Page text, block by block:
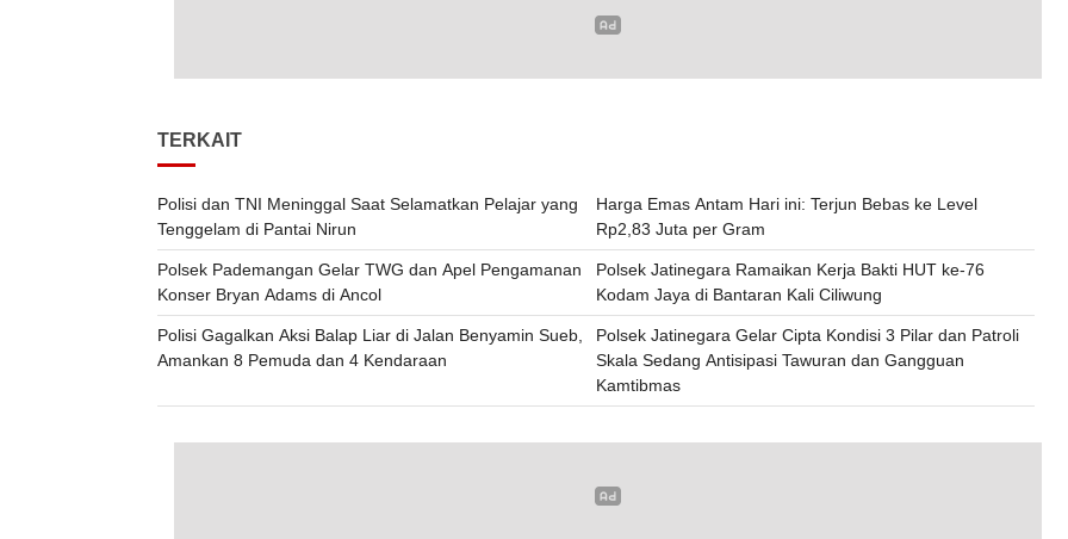
TERKAIT
Polisi dan TNI Meninggal Saat Selamatkan Pelajar yang
Tenggelam di Pantai Nirun
Harga Emas Antam Hari ini: Terjun Bebas ke Level
Rp2,83 Juta per Gram
Polsek Pademangan Gelar TWG dan Apel Pengamanan
Konser Bryan Adams di Ancol
Polsek Jatinegara Ramaikan Kerja Bakti HUT ke-76
Kodam Jaya di Bantaran Kali Ciliwung
Polisi Gagalkan Aksi Balap Liar di Jalan Benyamin Sueb,
Amankan 8 Pemuda dan 4 Kendaraan
Polsek Jatinegara Gelar Cipta Kondisi 3 Pilar dan Patroli
Skala Sedang Antisipasi Tawuran dan Gangguan
Kamtibmas